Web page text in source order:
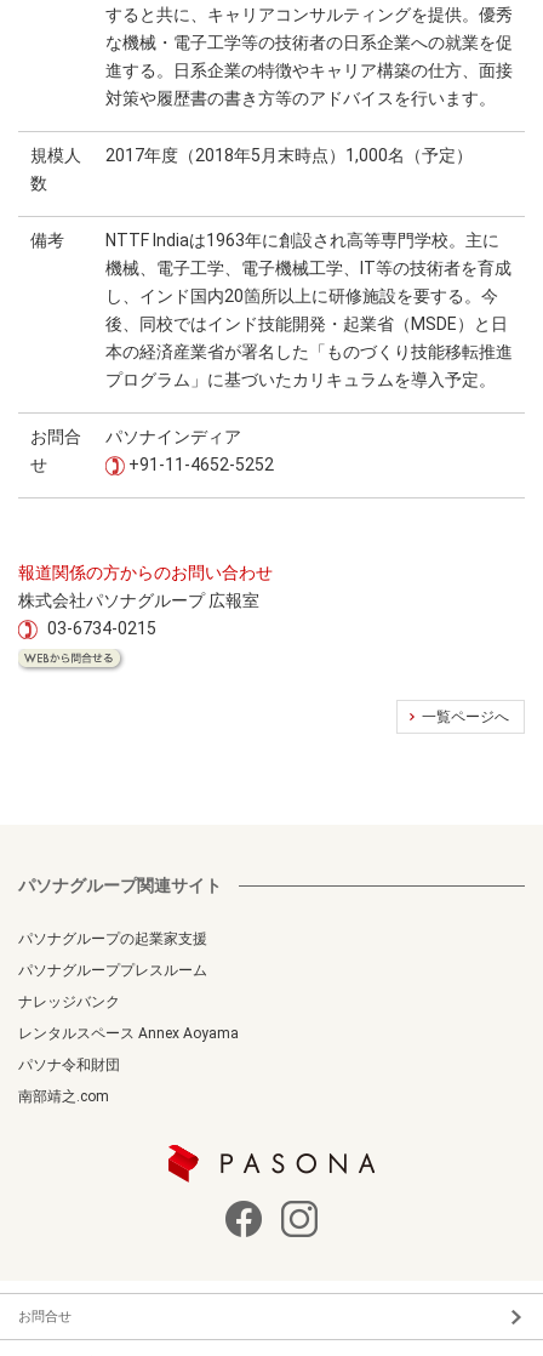
すると共に、キャリアコンサルティングを提供。優秀
な機械・電子工学等の技術者の日系企業への就業を促
進する。日系企業の特徴やキャリア構築の仕方、面接
対策や履歴書の書き方等のアドバイスを行います。
規模人
数
2017年度（2018年5月末時点）1,000名（予定）
備考
NTTF Indiaは1963年に創設され高等専門学校。主に
機械、電子工学、電子機械工学、IT等の技術者を育成
し、インド国内20箇所以上に研修施設を要する。今
後、同校ではインド技能開発・起業省（MSDE）と日
本の経済産業省が署名した「ものづくり技能移転推進
プログラム」に基づいたカリキュラムを導入予定。
お問合
せ
パソナインディア
+91-11-4652-5252
報道関係の方からのお問い合わせ
株式会社パソナグループ 広報室
03-6734-0215
一覧ページへ
パソナグループ関連サイト
パソナグループの起業家支援
パソナグループプレスルーム
ナレッジバンク
レンタルスペース Annex Aoyama
パソナ令和財団
南部靖之.com
お問合せ